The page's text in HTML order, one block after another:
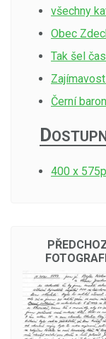
všechny
Obec
Tak šel
Černí
D
400 x